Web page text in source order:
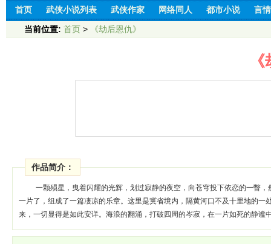
首页 武侠小说列表 武侠作家 网络同人 都市小说 言
当前位置: 首页 > 《劫后恩仇》
作品简介：
一颗殒星，曳着闪耀的光辉，划过寂静的夜空，向苍穹投下依恋的一瞥
一片了，组成了一篇凄凉的乐章。这里是冀省境内，隔黄河口不及十里地的
来，一切显得是如此安详。海浪的翻涌，打破四周的岑寂，在一片如死的静